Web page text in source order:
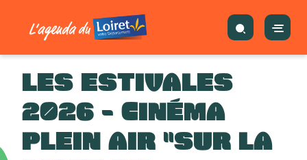
LES ESTIVALES
2026 - CINÉMA
PLEIN AIR "SUR LA